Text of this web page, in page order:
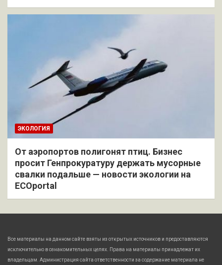
ЭКОЛОГИЯ
От аэропортов полигонят птиц. Бизнес
просит Генпрокуратуру держать мусорные
свалки подальше — новости экологии на
ECOportal
Все материалы на данном сайте взяты из открытых источников и предоставляются
исключительно в ознакомительных целях. Права на материалы принадлежат их
владельцам. Администрация сайта ответственности за содержание материала не